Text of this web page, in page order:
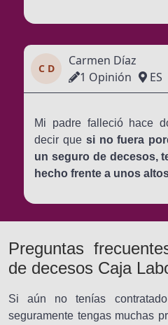
C D
Carmen Díaz
1 Opinión
ES
Mi padre falleció hace
decir que si no fuera
un seguro de decesos,
hecho frente a unos
Preguntas
de decesos Caja
Si aún no tenías
seguramente tengas muchas